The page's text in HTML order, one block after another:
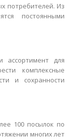
потребителей. Из
постоянными
ассортимент для
комплексные
и сохранности
100 посылок по
многих лет